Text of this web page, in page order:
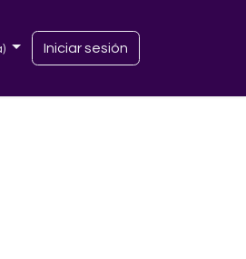
Iniciar sesión